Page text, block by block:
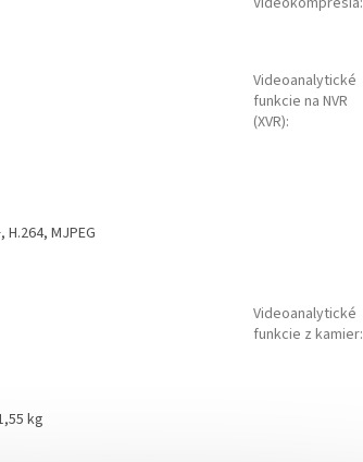
MJPEG
kg
Videoanalytické
funkcie na NVR
(XVR):
Videoanalytické
funkcie z kamier: